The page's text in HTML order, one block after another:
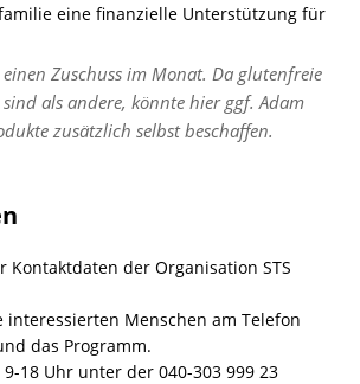
eine finanzielle Unterstützung für
einen Zuschuss im Monat. Da glutenfreie
als andere, könnte hier ggf. Adam
zusätzlich selbst beschaffen.
Kontaktdaten der Organisation STS
interessierten Menschen am Telefon
das Programm.
18 Uhr unter der 040-303 999 23